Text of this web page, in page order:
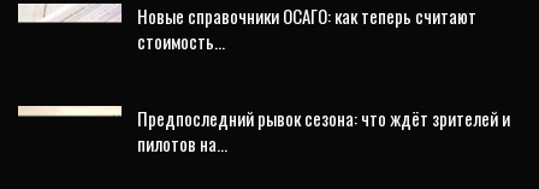
Новые справочники ОСАГО: как теперь считают
стоимость…
Предпоследний рывок сезона: что ждёт зрителей и
пилотов на…